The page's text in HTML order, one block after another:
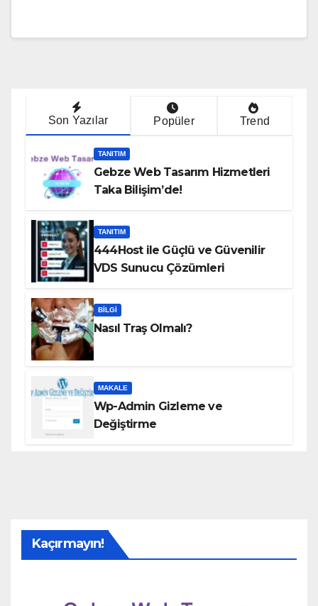
Son Yazılar Popüler Trend
TANITIM
Gebze Web Tasarım Hizmetleri
Taka Bilişim’de!
TANITIM
444Host ile Güçlü ve Güvenilir
VDS Sunucu Çözümleri
BILGI
Nasıl Traş Olmalı?
MAKALE
Wp-Admin Gizleme ve
Değiştirme
Kaçırmayın!